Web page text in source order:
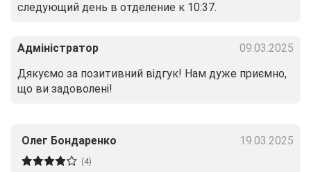
следующий день в отделение к 10:37.
Адміністратор
09.03.2025
Дякуємо за позитивний відгук! Нам дуже приємно,
що ви задоволені!
Олег Бондаренко 19.03.2025
(4)